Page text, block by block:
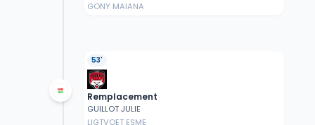
GONY MAIANA
53'
Remplacement
GUILLOT JULIE
LIGTVOET ESME